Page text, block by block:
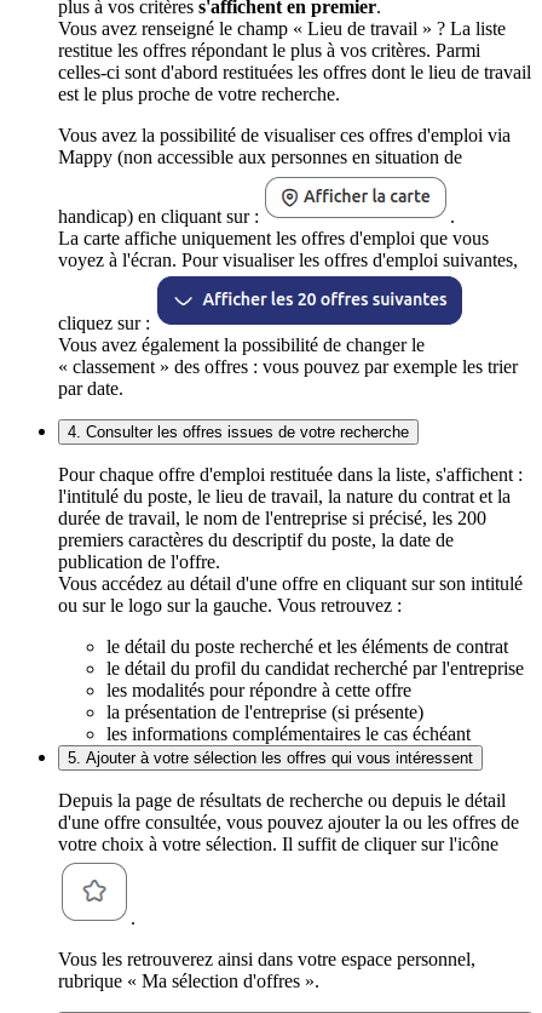
plus à vos critères s'affichent en premier.
Vous avez renseigné le champ « Lieu de travail » ? La liste
restitue les offres répondant le plus à vos critères. Parmi
celles-ci sont d'abord restituées les offres dont le lieu de travail
est le plus proche de votre recherche.
Vous avez la possibilité de visualiser ces offres d'emploi via
Mappy (non accessible aux personnes en situation de
handicap) en cliquant sur :
.
La carte affiche uniquement les offres d'emploi que vous
voyez à l'écran. Pour visualiser les offres d'emploi suivantes,
cliquez sur :
Vous avez également la possibilité de changer le
« classement » des offres : vous pouvez par exemple les trier
par date.
4. Consulter les offres issues de votre recherche
Pour chaque offre d'emploi restituée dans la liste, s'affichent :
l'intitulé du poste, le lieu de travail, la nature du contrat et la
durée de travail, le nom de l'entreprise si précisé, les 200
premiers caractères du descriptif du poste, la date de
publication de l'offre.
Vous accédez au détail d'une offre en cliquant sur son intitulé
ou sur le logo sur la gauche. Vous retrouvez :
le détail du poste recherché et les éléments de contrat
le détail du profil du candidat recherché par l'entreprise
les modalités pour répondre à cette offre
la présentation de l'entreprise (si présente)
les informations complémentaires le cas échéant
5. Ajouter à votre sélection les offres qui vous intéressent
Depuis la page de résultats de recherche ou depuis le détail
d'une offre consultée, vous pouvez ajouter la ou les offres de
votre choix à votre sélection. Il suffit de cliquer sur l'icône
.
Vous les retrouverez ainsi dans votre espace personnel,
rubrique « Ma sélection d'offres ».